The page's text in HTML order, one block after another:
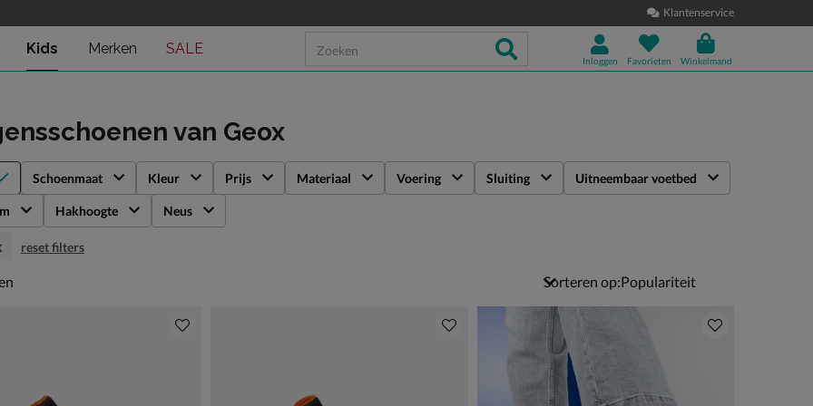
Klantenservice
Kids Merken SALE
Inloggen Favorieten Winkelmand
van Geox
Schoenmaat Kleur Prijs Materiaal Voering Sluiting Uitneembaar voetbed
Hakhoogte Neus
reset filters
Sorteren op: